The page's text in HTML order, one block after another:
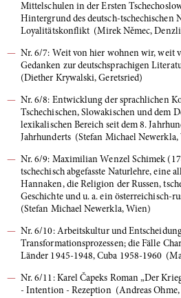
Mittelschulen in der Ersten
Hintergrund des deutsch-tschechischen
Loyalitätskonflikt (Mirek Němec,
Nr. 6/7: Weit von hier wohnen wir, weit
Gedanken zur deutschsprachigen
(Diether Krywalski, Geretsried)
Nr. 6/8: Entwicklung der sprachlichen
Tschechischen, Slowakischen und dem
lexikalischen Bereich seit dem 8.
Jahrhunderts (Stefan Michael Newerkla,
Nr. 6/9: Maximilian Wenzel Schimek
tschechisch abgefasste Naturlehre, eine
Hannaken, die Religion der Russen,
Geschichte und u. a. ein österreichisch-
(Stefan Michael Newerkla, Wien)
Nr. 6/10: Arbeitskultur und
Transformationsprozessen; die Fälle
Länder 1945-1948, Cuba 1958-1960
Nr. 6/11: Karel Čapeks Roman „Der
- Intention - Rezeption (Andreas Ohme,